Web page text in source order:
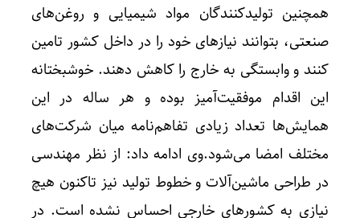
همچنین تولیدکنندگان مواد شیمیایی و روغن‌های
صنعتی، بتوانند نیازهای خود را در داخل کشور تامین
کنند و وابستگی به خارج را کاهش دهند. خوشبختانه
این اقدام موفقیت‌آمیز بوده و هر ساله در این
همایش‌ها تعداد زیادی تفاهم‌نامه میان شرکت‌های
مختلف امضا می‌شود.وی ادامه داد: از نظر مهندسی
در طراحی ماشین‌آلات و خطوط تولید نیز تاکنون هیچ
نیازی به کشورهای خارجی احساس نشده است. در